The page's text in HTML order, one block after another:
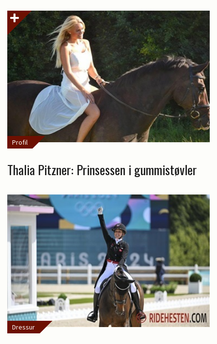
Profil
Thalia Pitzner: Prinsessen i gummistøvler
Dressur